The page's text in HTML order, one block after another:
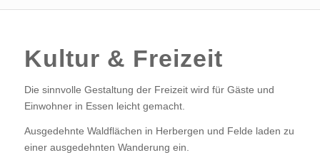
Kultur & Freizeit
Die sinnvolle Gestaltung der Freizeit wird für Gäste und
Einwohner in Essen leicht gemacht.
Ausgedehnte Waldflächen in Herbergen und Felde laden zu
einer ausgedehnten Wanderung ein.